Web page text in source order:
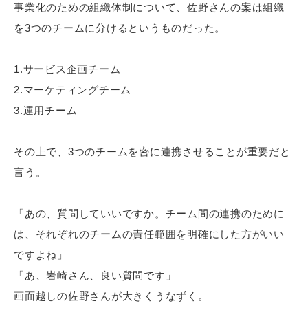
事業化のための組織体制について、佐野さんの案は組織
を3つのチームに分けるというものだった。
1.サービス企画チーム
2.マーケティングチーム
3.運用チーム
その上で、3つのチームを密に連携させることが重要だと
言う。
「あの、質問していいですか。チーム間の連携のために
は、それぞれのチームの責任範囲を明確にした方がいい
ですよね」
「あ、岩崎さん、良い質問です」
画面越しの佐野さんが大きくうなずく。